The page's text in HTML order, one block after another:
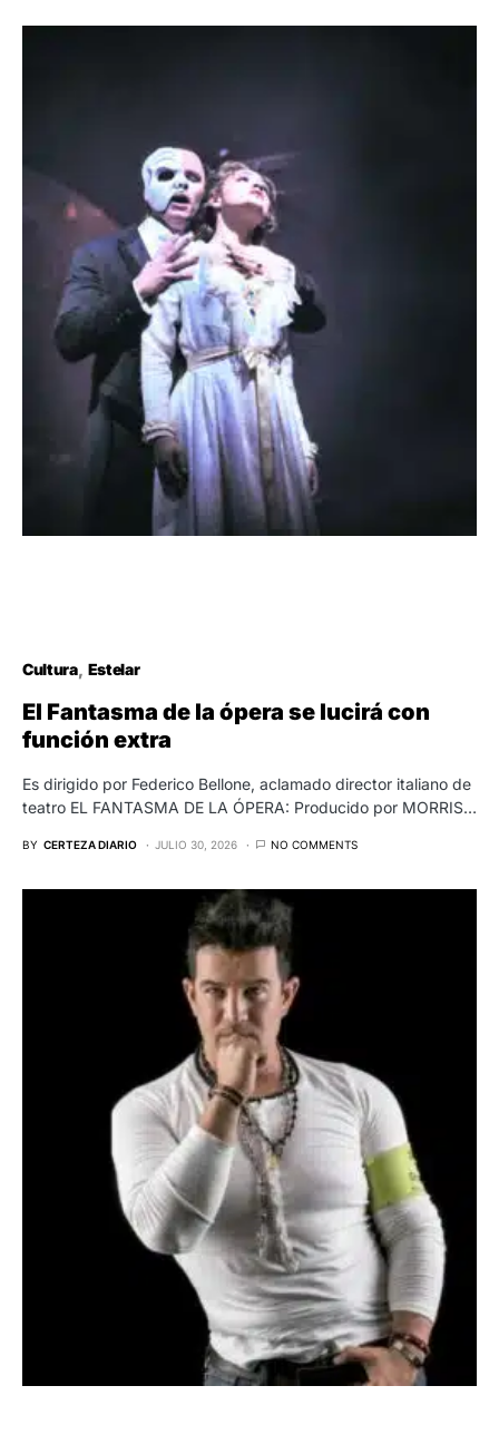
Cultura Estelar
El Fantasma de la ópera se lucirá con
función extra
Es dirigido por Federico Bellone, aclamado director italiano de
teatro EL FANTASMA DE LA ÓPERA: Producido por MORRIS…
BY CERTEZA DIARIO JULIO 30, 2026 NO COMMENTS